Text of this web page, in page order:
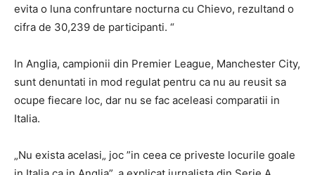
evita o luna confruntare nocturna cu Chievo, rezultand o
cifra de 30,239 de participanti. “
In Anglia, campionii din Premier League, Manchester City,
sunt denuntati in mod regulat pentru ca nu au reusit sa
ocupe fiecare loc, dar nu se fac aceleasi comparatii in
Italia.
„Nu exista acelasi„ joc ”in ceea ce priveste locurile goale